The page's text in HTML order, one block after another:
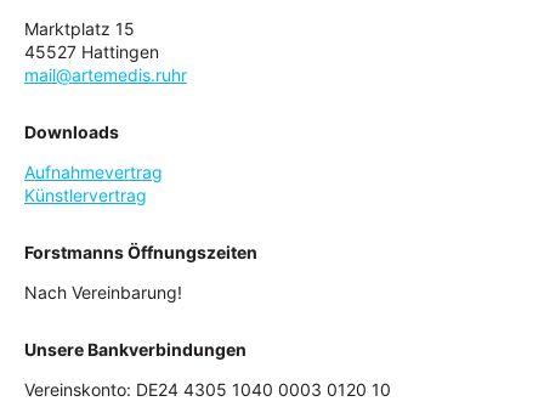
Marktplatz 15
45527 Hattingen
mail@artemedis.ruhr
Downloads
Aufnahmevertrag
Künstlervertrag
Forstmanns Öffnungszeiten
Nach Vereinbarung!
Unsere Bankverbindungen
Vereinskonto: DE24 4305 1040 0003 0120 10